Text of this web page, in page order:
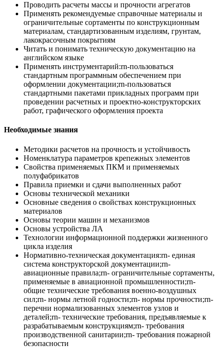
Проводить расчеты массы и прочности агрегатов
Применять рекомендуемые справочные материалы и
ограничительные сортаменты по конструкционным
материалам, стандартизованным изделиям, грунтам,
лакокрасочным покрытиям
Читать и понимать техническую документацию на
английском языке
Применять инструментарий:rn-пользоваться
стандартным программным обеспечением при
оформлении документации;rn-пользоваться
стандартными пакетами прикладных программ при
проведении расчетных и проектно-конструкторских
работ, графического оформления проекта
Необходимые знания
Методики расчетов на прочность и устойчивость
Номенклатура параметров крепежных элементов
Свойства применяемых ПКМ и применяемых
полуфабрикатов
Правила приемки и сдачи выполненных работ
Основы технической механики
Основные сведения о свойствах конструкционных
материалов
Основы теории машин и механизмов
Основы устройства ЛА
Технологии информационной поддержки жизненного
цикла изделия
Нормативно-техническая документация:rn- единая
система конструкторской документации;rn-
авиационные правила;rn- ограничительные сортаменты,
применяемые в авиационной промышленности;rn-
общие технические требования военно-воздушных
сил;rn- нормы летной годности;rn- нормы прочности;rn-
перечни нормализованных элементов узлов и
деталей;rn- технические требования, предъявляемые к
разрабатываемым конструкциям;rn- требования
производственной санитарии;rn- требования пожарной
безопасности